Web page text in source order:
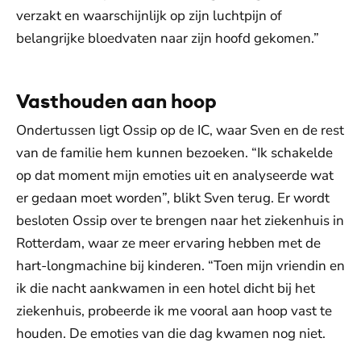
verzakt en waarschijnlijk op zijn luchtpijn of
belangrijke bloedvaten naar zijn hoofd gekomen.”
Vasthouden aan hoop
Ondertussen ligt Ossip op de IC, waar Sven en de rest
van de familie hem kunnen bezoeken. “Ik schakelde
op dat moment mijn emoties uit en analyseerde wat
er gedaan moet worden”, blikt Sven terug. Er wordt
besloten Ossip over te brengen naar het ziekenhuis in
Rotterdam, waar ze meer ervaring hebben met de
hart-longmachine bij kinderen. “Toen mijn vriendin en
ik die nacht aankwamen in een hotel dicht bij het
ziekenhuis, probeerde ik me vooral aan hoop vast te
houden. De emoties van die dag kwamen nog niet.